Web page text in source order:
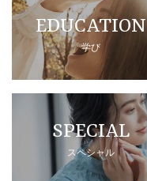
EDUCATION
学び
SPECIAL
スペシャル